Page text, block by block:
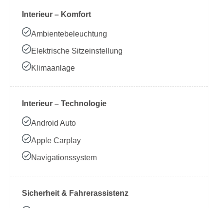
Interieur – Komfort
Ambientebeleuchtung
Elektrische Sitzeinstellung
Klimaanlage
Interieur – Technologie
Android Auto
Apple Carplay
Navigationssystem
Sicherheit & Fahrerassistenz